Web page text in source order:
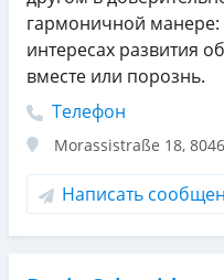
гармоничной манере:
интересах развития
вместе или порознь.
Телефон
Morassistraße 18,
Написать